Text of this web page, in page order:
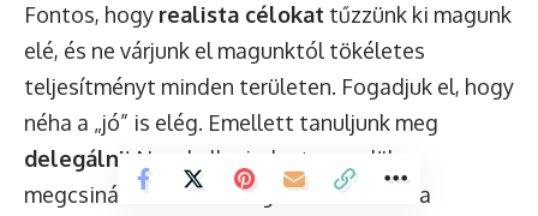
Fontos, hogy realista célokat tűzzünk ki magunk
elé, és ne várjunk el magunktól tökéletes
teljesítményt minden területen. Fogadjuk el, hogy
néha a „jó” is elég. Emellett tanuljunk meg
delegálni! Nem kell mindent egyedül
megcsinálni. Osszuk meg a feladatokat a